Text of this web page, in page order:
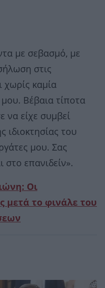
με σεβασμό, με
στις
χωρίς καμία
Βέβαια τίποτα
είχε συμβεί
ιδιοκτησίας του
μου. Σας
επανιδείν».
Οι
μετά το φινάλε του